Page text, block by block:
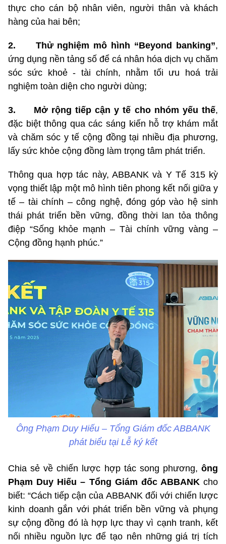
thực cho cán bộ nhân viên, người thân và khách
hàng của hai bên;
2. Thử nghiệm mô hình “Beyond banking”,
ứng dụng nền tảng số để cá nhân hóa dịch vụ chăm
sóc sức khoẻ - tài chính, nhằm tối ưu hoá trải
nghiệm toàn diện cho người dùng;
3. Mở rộng tiếp cận y tế cho nhóm yếu thế,
đặc biệt thông qua các sáng kiến hỗ trợ khám mắt
và chăm sóc y tế cộng đồng tại nhiều địa phương,
lấy sức khỏe cộng đồng làm trọng tâm phát triển.
Thông qua hợp tác này, ABBANK và Y Tế 315 kỳ
vọng thiết lập một mô hình tiên phong kết nối giữa y
tế – tài chính – công nghệ, đóng góp vào hệ sinh
thái phát triển bền vững, đồng thời lan tỏa thông
điệp “Sống khỏe mạnh – Tài chính vững vàng –
Cộng đồng hạnh phúc.”
Ông Phạm Duy Hiếu – Tổng Giám đốc ABBANK
phát biểu tại Lễ ký kết
Chia sẻ về chiến lược hợp tác song phương, ông
Phạm Duy Hiếu – Tổng Giám đốc ABBANK cho
biết: “Cách tiếp cận của ABBANK đối với chiến lược
kinh doanh gắn với phát triển bền vững và phụng
sự cộng đồng đó là hợp lực thay vì cạnh tranh, kết
nối nhiều nguồn lực để tạo nên những giá trị tích